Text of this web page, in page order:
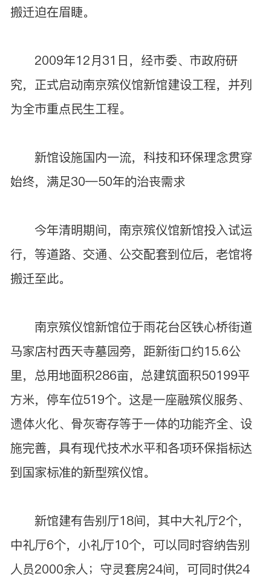
搬迁迫在眉睫。
2009年12月31日，经市委、市政府研
究，正式启动南京殡仪馆新馆建设工程，并列
为全市重点民生工程。
新馆设施国内一流，科技和环保理念贯穿
始终，满足30―50年的治丧需求
今年清明期间，南京殡仪馆新馆投入试运
行，等道路、交通、公交配套到位后，老馆将
搬迁至此。
南京殡仪馆新馆位于雨花台区铁心桥街道
马家店村西天寺墓园旁，距新街口约15.6公
里，总用地面积286亩，总建筑面积50199平
方米，停车位519个。这是一座融殡仪服务、
遗体火化、骨灰寄存等于一体的功能齐全、设
施完善，具有现代技术水平和各项环保指标达
到国家标准的新型殡仪馆。
新馆建有告别厅18间，其中大礼厅2个，
中礼厅6个，小礼厅10个，可以同时容纳告别
人员2000余人；守灵套房24间，可同时供24